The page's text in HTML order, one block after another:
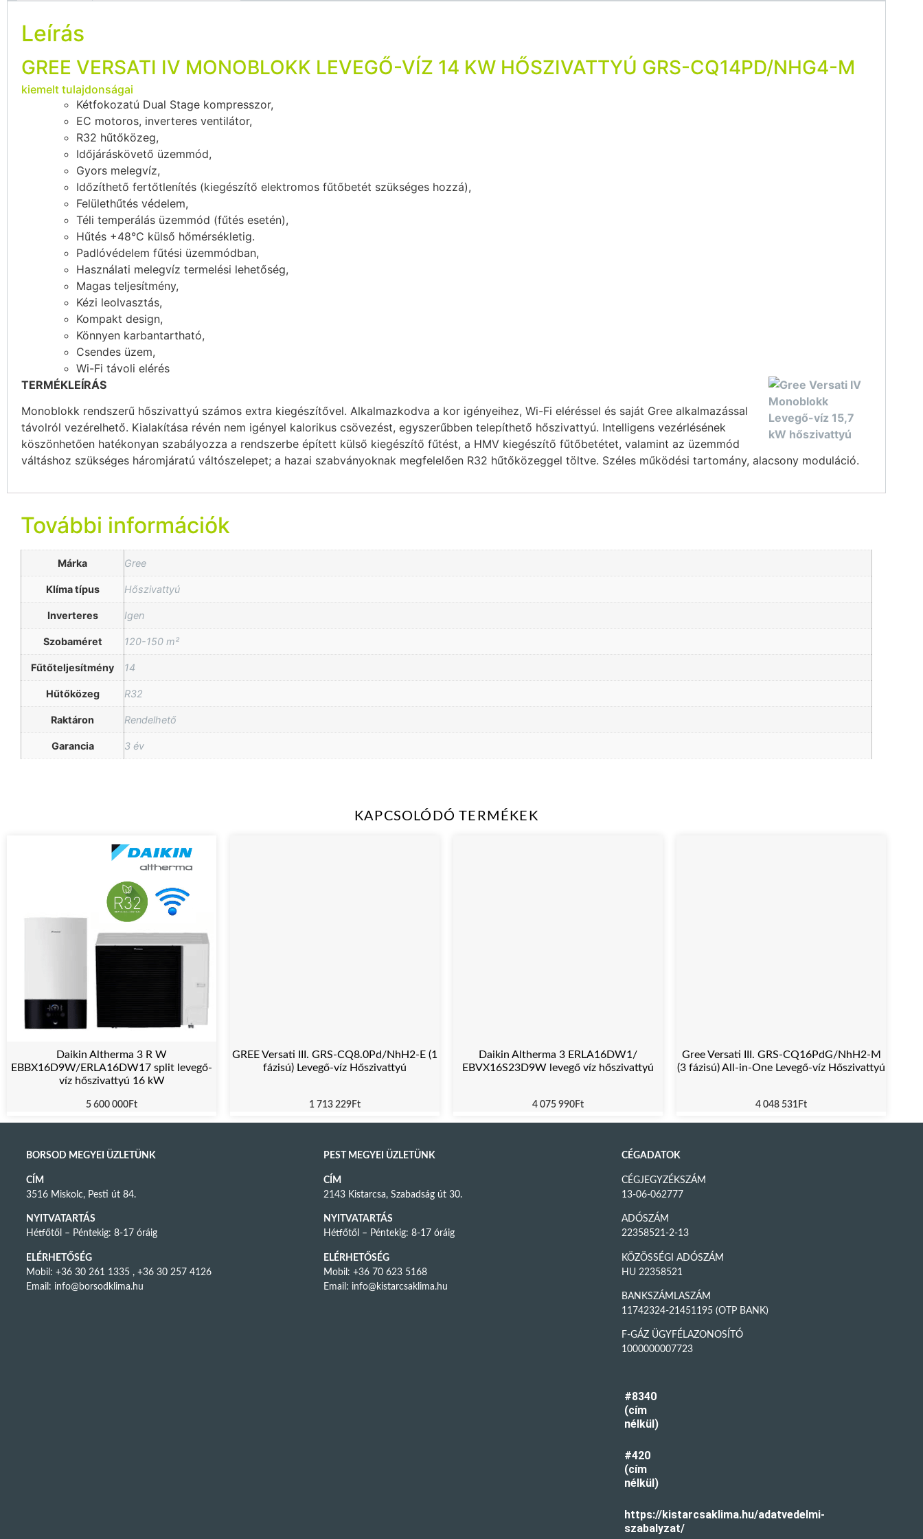
Leírás
GREE VERSATI IV MONOBLOKK LEVEGŐ-VÍZ 14 KW HŐSZIVATTYÚ GRS-CQ14PD/NHG4-M
kiemelt tulajdonságai
Kétfokozatú Dual Stage kompresszor,
EC motoros, inverteres ventilátor,
R32 hűtőközeg,
Időjáráskövető üzemmód,
Gyors melegvíz,
Időzíthető fertőtlenítés (kiegészítő elektromos fűtőbetét szükséges hozzá),
Felülethűtés védelem,
Téli temperálás üzemmód (fűtés esetén),
Hűtés +48°C külső hőmérsékletig.
Padlóvédelem fűtési üzemmódban,
Használati melegvíz termelési lehetőség,
Magas teljesítmény,
Kézi leolvasztás,
Kompakt design,
Könnyen karbantartható,
Csendes üzem,
Wi-Fi távoli elérés
TERMÉKLEÍRÁS
Monoblokk rendszerű hőszivattyú számos extra kiegészítővel. Alkalmazkodva a kor igényeihez, Wi-Fi eléréssel és saját Gree alkalmazással
távolról vezérelhető. Kialakítása révén nem igényel kalorikus csövezést, egyszerűbben telepíthető hőszivattyú. Intelligens vezérlésének
köszönhetően hatékonyan szabályozza a rendszerbe épített külső kiegészítő fűtést, a HMV kiegészítő fűtőbetétet, valamint az üzemmód
váltáshoz szükséges háromjáratú váltószelepet; a hazai szabványoknak megfelelően R32 hűtőközeggel töltve. Széles működési tartomány, alacsony moduláció.
További információk
Márka Gree
Klíma típus Hőszivattyú
Inverteres Igen
Szobaméret 120-150 m²
Fűtőteljesítmény 14
Hűtőközeg R32
Raktáron Rendelhető
Garancia 3 év
KAPCSOLÓDÓ TERMÉKEK
Daikin Altherma 3 R W
EBBX16D9W/ERLA16DW17 split levegő-
víz hőszivattyú 16 kW
5 600 000Ft
GREE Versati III. GRS-CQ8.0Pd/NhH2-E (1
fázisú) Levegő-víz Hőszivattyú
1 713 229Ft
Daikin Altherma 3 ERLA16DW1/
EBVX16S23D9W levegő víz hőszivattyú
4 075 990Ft
Gree Versati III. GRS-CQ16PdG/NhH2-M
(3 fázisú) All-in-One Levegő-víz Hőszivattyú
4 048 531 Ft
BORSOD MEGYEI ÜZLETÜNK
CÍM
3516 Miskolc, Pesti út 84.
NYITVATARTÁS
Hétfőtől – Péntekig: 8-17 óráig
ELÉRHETŐSÉG
Mobil: +36 30 261 1335 , +36 30 257 4126
Email: info@borsodklima.hu
PEST MEGYEI ÜZLETÜNK
CÍM
2143 Kistarcsa, Szabadság út 30.
NYITVATARTÁS
Hétfőtől – Péntekig: 8-17 óráig
ELÉRHETŐSÉG
Mobil: +36 70 623 5168
Email: info@kistarcsaklima.hu
CÉGADATOK
CÉGJEGYZÉKSZÁM
13-06-062777
ADÓSZÁM
22358521-2-13
KÖZÖSSÉGI ADÓSZÁM
HU 22358521
BANKSZÁMLASZÁM
11742324-21451195 (OTP BANK)
F-GÁZ ÜGYFÉLAZONOSÍTÓ
1000000007723
#8340
(cím
nélkül)
#420
(cím
nélkül)
https://kistarcsaklima.hu/adatvedelmi-
szabalyzat/